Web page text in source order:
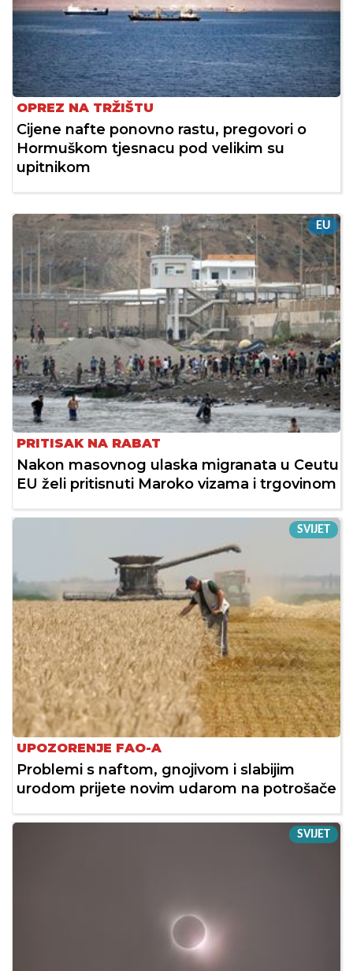
OPREZ NA TRŽIŠTU
Cijene nafte ponovno rastu, pregovori o
Hormuškom tjesnacu pod velikim su
upitnikom
EU
PRITISAK NA RABAT
Nakon masovnog ulaska migranata u Ceutu
EU želi pritisnuti Maroko vizama i trgovinom
SVIJET
UPOZORENJE FAO-A
Problemi s naftom, gnojivom i slabijim
urodom prijete novim udarom na potrošače
SVIJET